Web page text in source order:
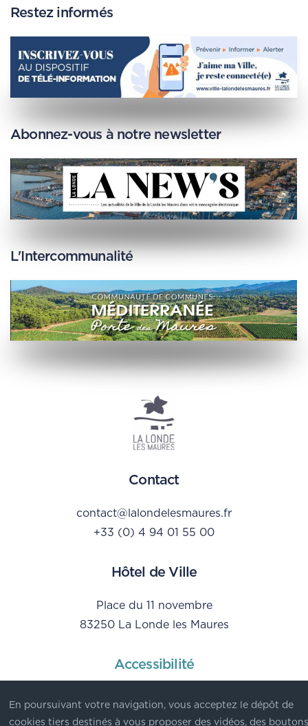
Restez informés
Abonnez-vous à notre newsletter
L'Intercommunalité
Hôtel de Ville
Place du 11 novembre
83250 La Londe les Maures
Contact
contact@lalondelesmaures.fr
+33 (0) 4 94 01 55 00
Accessibilité
Mentions Légales
Données personnelles
En poursuivant votre navigation, vous acceptez le dépôt de
cookies tiers destinés à vous proposer des vidéos, des